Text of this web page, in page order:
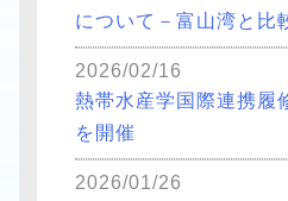
について－富山湾と比
2026/02/16
熱帯水産学国際連携履
を開催
2026/01/26